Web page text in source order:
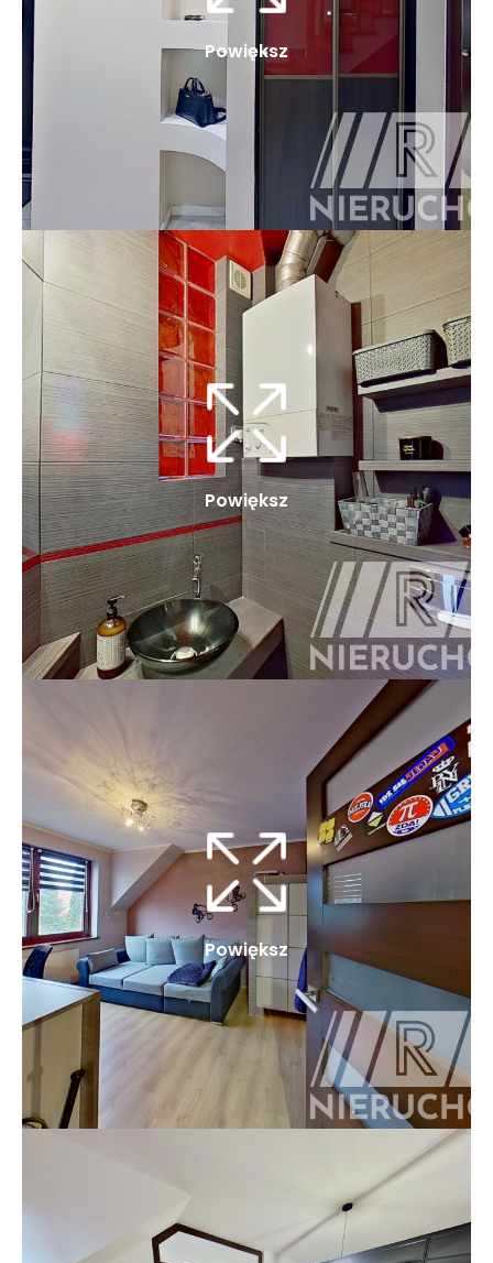
Powiększ
Powiększ
Powiększ